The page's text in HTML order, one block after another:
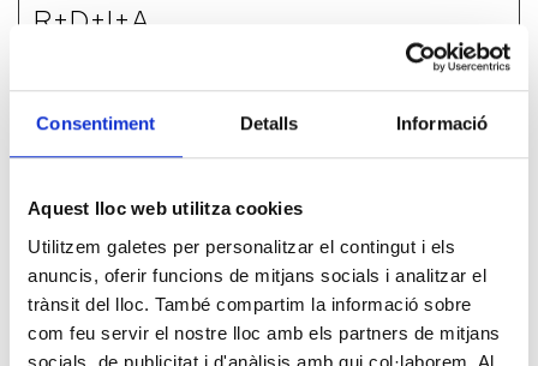
Consentiment Detalls Informació
Aquest lloc web utilitza cookies
Utilitzem galetes per personalitzar el contingut i els
anuncis, oferir funcions de mitjans socials i analitzar el
trànsit del lloc. També compartim la informació sobre
com feu servir el nostre lloc amb els partners de mitjans
socials, de publicitat i d'anàlisis amb qui col·laborem. Al
R+D+I+A
Estem compromeses a investigar, innovar i
desenvolupar nous materials adaptats.
Saber-ne mes